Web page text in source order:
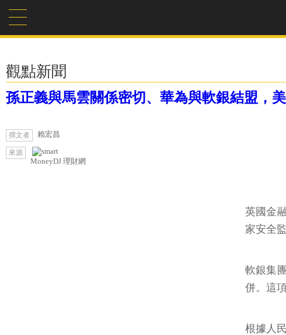
觀點新聞
孫正義與馬雲關係密切、華為與軟銀結盟，
撰文者 賴宏昌
來源
MoneyDJ 理財網
英國金
家安全
軟銀集
併。這
根據人